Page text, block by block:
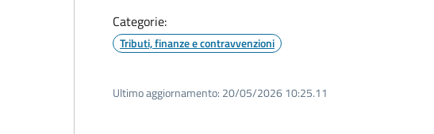
Categorie:
Tributi, finanze e contravvenzioni
Ultimo aggiornamento: 20/05/2026 10:25.11